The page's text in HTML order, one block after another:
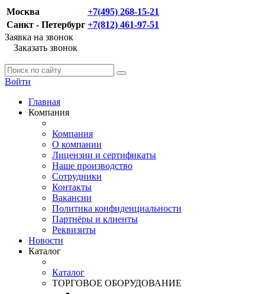
Москва
+7(495) 268-15-21
Санкт - Петербург +7(812) 461-97-51
Заявка на звонок
Заказать звонок
Войти
Главная
Компания
Компания
О компании
Лицензии и сертификаты
Наше производство
Сотрудники
Контакты
Вакансии
Политика конфиденциальности
Партнёры и клиенты
Реквизиты
Новости
Каталог
Каталог
ТОРГОВОЕ ОБОРУДОВАНИЕ